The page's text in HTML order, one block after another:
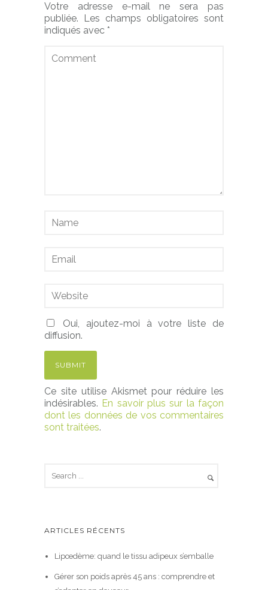
Votre adresse e-mail ne sera pas
publiée.
Les champs obligatoires sont
indiqués avec *
Oui, ajoutez-moi à votre liste de
diffusion.
Ce site utilise Akismet pour réduire les
indésirables. En savoir plus sur la façon
dont les données de vos commentaires
sont traitées.
ARTICLES RÉCENTS
Lipœdème: quand le tissu adipeux s’emballe
Gérer son poids après 45 ans : comprendre et